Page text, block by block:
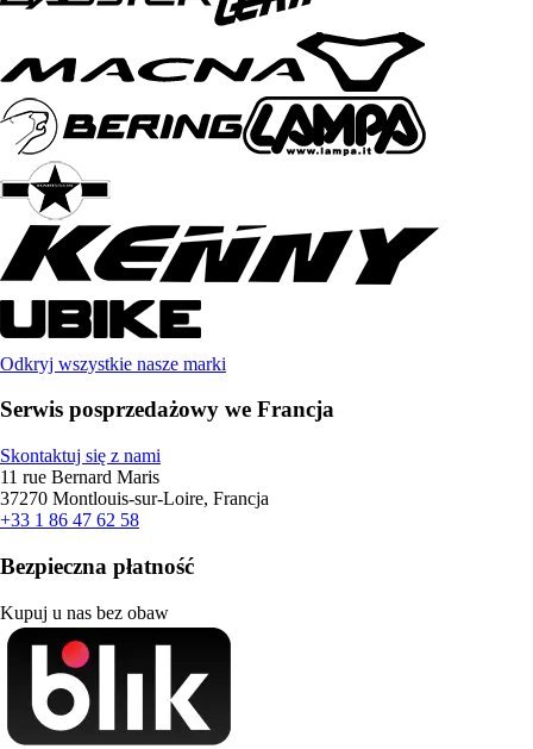
Odkryj wszystkie nasze marki
Serwis posprzedażowy we Francja
Skontaktuj się z nami
11 rue Bernard Maris
37270 Montlouis-sur-Loire, Francja
+33 1 86 47 62 58
Bezpieczna płatność
Kupuj u nas bez obaw